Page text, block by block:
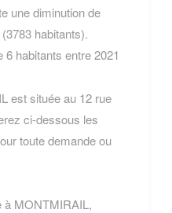
une diminution de
habitants).
6 habitants entre 2021
est située au 12 rue
ci-dessous les
toute demande ou
à MONTMIRAIL,